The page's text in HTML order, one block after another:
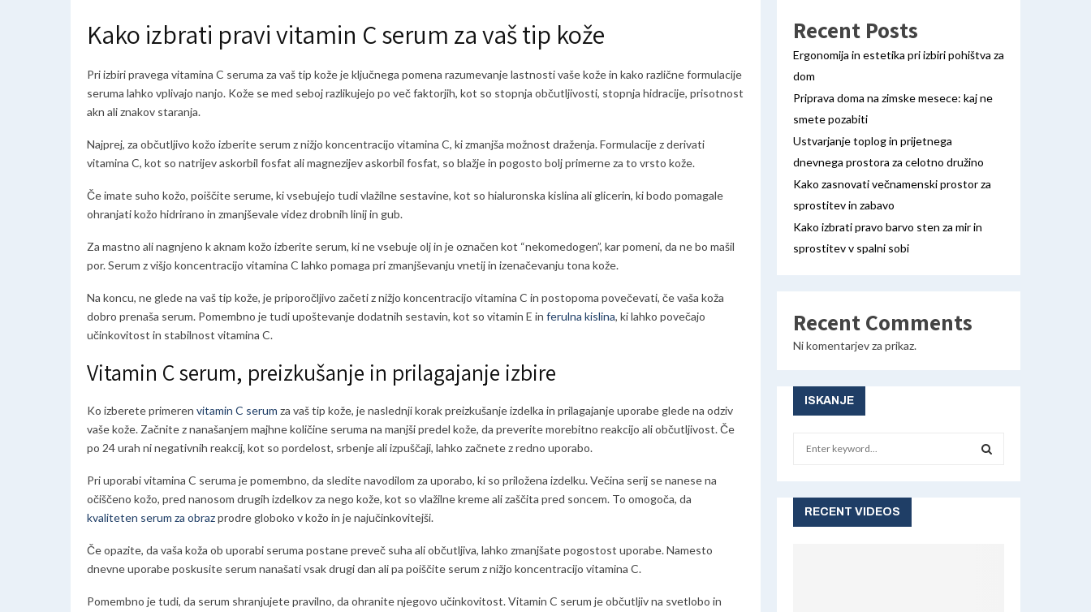
Kako izbrati pravi vitamin C serum za vaš tip kože
Pri izbiri pravega vitamina C seruma za vaš tip kože je ključnega pomena razumevanje lastnosti vaše kože in kako različne formulacije
seruma lahko vplivajo nanjo. Kože se med seboj razlikujejo po več faktorjih, kot so stopnja občutljivosti, stopnja hidracije, prisotnost
akn ali znakov staranja.
Najprej, za občutljivo kožo izberite serum z nižjo koncentracijo vitamina C, ki zmanjša možnost draženja. Formulacije z derivati
vitamina C, kot so natrijev askorbil fosfat ali magnezijev askorbil fosfat, so blažje in pogosto bolj primerne za to vrsto kože.
Če imate suho kožo, poiščite serume, ki vsebujejo tudi vlažilne sestavine, kot so hialuronska kislina ali glicerin, ki bodo pomagale
ohranjati kožo hidrirano in zmanjševale videz drobnih linij in gub.
Za mastno ali nagnjeno k aknam kožo izberite serum, ki ne vsebuje olj in je označen kot “nekomedogen”, kar pomeni, da ne bo mašil
por. Serum z višjo koncentracijo vitamina C lahko pomaga pri zmanjševanju vnetij in izenačevanju tona kože.
Na koncu, ne glede na vaš tip kože, je priporočljivo začeti z nižjo koncentracijo vitamina C in postopoma povečevati, če vaša koža
dobro prenaša serum. Pomembno je tudi upoštevanje dodatnih sestavin, kot so vitamin E in ferulna kislina, ki lahko povečajo
učinkovitost in stabilnost vitamina C.
Vitamin C serum, preizkušanje in prilagajanje izbire
Ko izberete primeren vitamin C serum za vaš tip kože, je naslednji korak preizkušanje izdelka in prilagajanje uporabe glede na odziv
vaše kože. Začnite z nanašanjem majhne količine seruma na manjši predel kože, da preverite morebitno reakcijo ali občutljivost. Če
po 24 urah ni negativnih reakcij, kot so pordelost, srbenje ali izpuščaji, lahko začnete z redno uporabo.
Pri uporabi vitamina C seruma je pomembno, da sledite navodilom za uporabo, ki so priložena izdelku. Večina serij se nanese na
očiščeno kožo, pred nanosom drugih izdelkov za nego kože, kot so vlažilne kreme ali zaščita pred soncem. To omogoča, da
kvaliteten serum za obrazprodre globoko v kožo in je najučinkovitejši.
Če opazite, da vaša koža ob uporabi seruma postane preveč suha ali občutljiva, lahko zmanjšate pogostost uporabe. Namesto
dnevne uporabe poskusite serum nanašati vsak drugi dan ali pa poiščite serum z nižjo koncentracijo vitamina C.
Pomembno je tudi, da serum shranjujete pravilno, da ohranite njegovo učinkovitost. Vitamin C serum je občutljiv na svetlobo in
Recent Posts
Ergonomija in estetika pri izbiri pohištva za
dom
Priprava doma na zimske mesece: kaj ne
smete pozabiti
Ustvarjanje toplog in prijetnega
dnevnega prostora za celotno družino
Kako zasnovati večnamenski prostor za
sprostitev in zabavo
Kako izbrati pravo barvo sten za mir in
sprostitev v spalni sobi
Recent Comments
Ni komentarjev za prikaz.
ISKANJE
h
RECENT VIDEOS